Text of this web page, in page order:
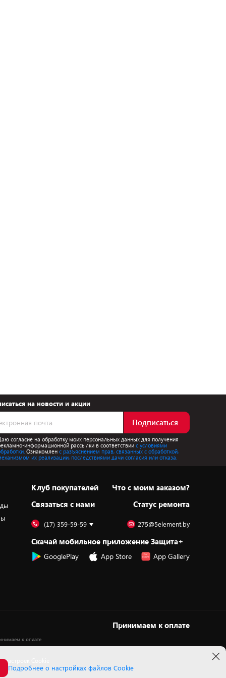
на новости и акции
Подписаться
согласие на обработку моих персональных данных для получения
информационной рассылки в соответствиис условиями
Ознакомлен с разъяснением прав, связанных с обработкой,
их реализации, последствиями дачи согласия или отказа.
Клуб покупателей
Cвязаться с нами
Что с моим заказом?
Статус ремонта
(17) 359-59-59 275@5element.by
Скачай мобильное приложение Защита+
GooglePlay App Store App Gallery
Принимаем к оплате
Cookie
Подробнее о настройках файлов Cookie